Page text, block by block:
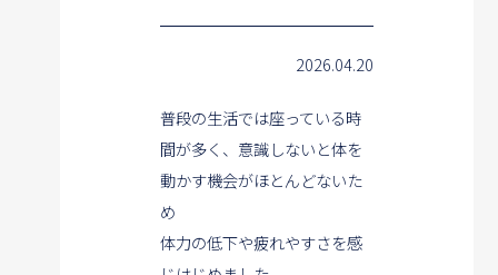
2026.04.20
普段の生活では座っている時
間が多く、意識しないと体を
動かす機会がほとんどないた
め
体力の低下や疲れやすさを感